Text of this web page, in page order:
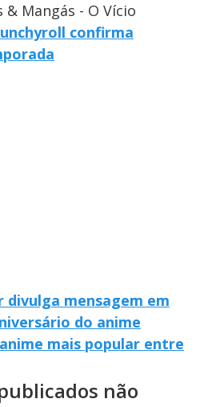
& Mangás - O Vício
confirma
divulga mensagem em
do anime
mais popular entre
não